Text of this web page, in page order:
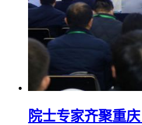
院士专家齐聚重